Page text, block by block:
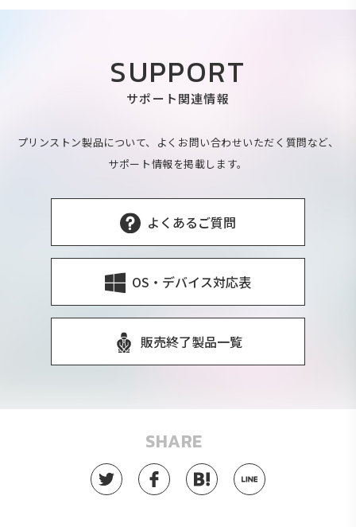
SUPPORT
サポート関連情報
プリンストン製品について、よくお問い合わせいただく質問など、
サポート情報を掲載します。
よくあるご質問
OS・デバイス対応表
販売終了製品一覧
SHARE